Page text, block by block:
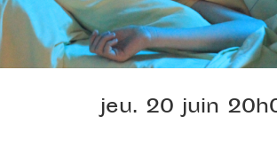
jeu. 20 juin